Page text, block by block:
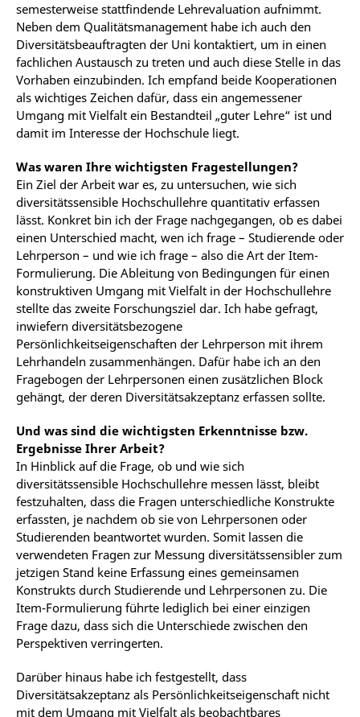
semesterweise stattfindende Lehrevaluation aufnimmt.
Neben dem Qualitätsmanagement habe ich auch den
Diversitätsbeauftragten der Uni kontaktiert, um in einen
fachlichen Austausch zu treten und auch diese Stelle in das
Vorhaben einzubinden. Ich empfand beide Kooperationen
als wichtiges Zeichen dafür, dass ein angemessener
Umgang mit Vielfalt ein Bestandteil „guter Lehre“ ist und
damit im Interesse der Hochschule liegt.
Was waren Ihre wichtigsten Fragestellungen?
Ein Ziel der Arbeit war es, zu untersuchen, wie sich
diversitätssensible Hochschullehre quantitativ erfassen
lässt. Konkret bin ich der Frage nachgegangen, ob es dabei
einen Unterschied macht, wen ich frage – Studierende oder
Lehrperson – und wie ich frage – also die Art der Item-
Formulierung. Die Ableitung von Bedingungen für einen
konstruktiven Umgang mit Vielfalt in der Hochschullehre
stellte das zweite Forschungsziel dar. Ich habe gefragt,
inwiefern diversitätsbezogene
Persönlichkeitseigenschaften der Lehrperson mit ihrem
Lehrhandeln zusammenhängen. Dafür habe ich an den
Fragebogen der Lehrpersonen einen zusätzlichen Block
gehängt, der deren Diversitätsakzeptanz erfassen sollte.
Und was sind die wichtigsten Erkenntnisse bzw.
Ergebnisse Ihrer Arbeit?
In Hinblick auf die Frage, ob und wie sich
diversitätssensible Hochschullehre messen lässt, bleibt
festzuhalten, dass die Fragen unterschiedliche Konstrukte
erfassten, je nachdem ob sie von Lehrpersonen oder
Studierenden beantwortet wurden. Somit lassen die
verwendeten Fragen zur Messung diversitätssensibler zum
jetzigen Stand keine Erfassung eines gemeinsamen
Konstrukts durch Studierende und Lehrpersonen zu. Die
Item-Formulierung führte lediglich bei einer einzigen
Frage dazu, dass sich die Unterschiede zwischen den
Perspektiven verringerten.
Darüber hinaus habe ich festgestellt, dass
Diversitätsakzeptanz als Persönlichkeitseigenschaft nicht
mit dem Umgang mit Vielfalt als beobachtbares